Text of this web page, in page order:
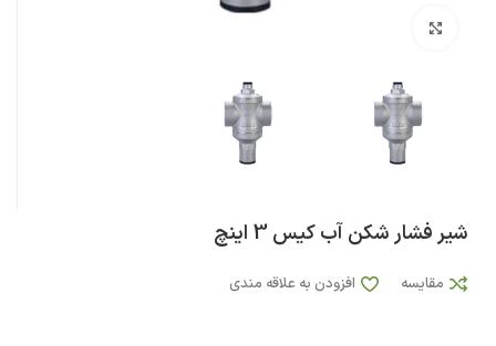
شیر فشار شکن آب کیس 3 اینچ
مقایسه افزودن به علاقه مندی